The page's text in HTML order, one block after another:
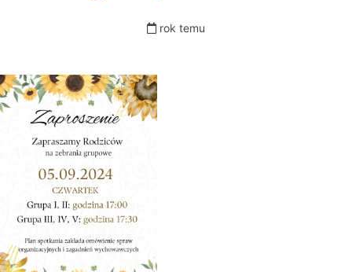
rok temu